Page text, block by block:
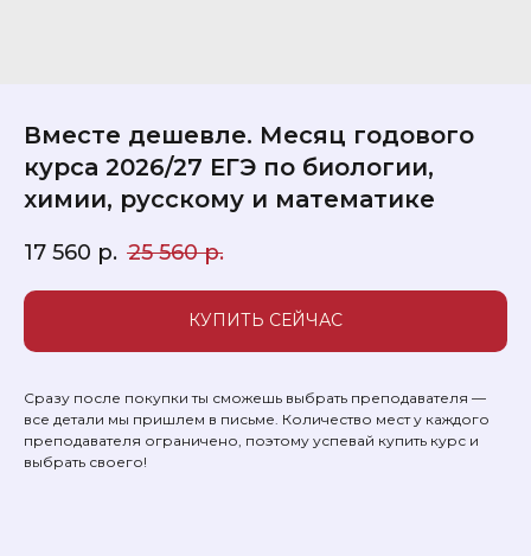
Вместе дешевле. Месяц годового
курса 2026/27 ЕГЭ по биологии,
химии, русскому и математике
17 560 р. 25 560 р.
КУПИТЬ СЕЙЧАС
Сразу после покупки ты сможешь выбрать преподавателя —
все детали мы пришлем в письме. Количество мест у каждого
преподавателя ограничено, поэтому успевай купить курс и
выбрать своего!